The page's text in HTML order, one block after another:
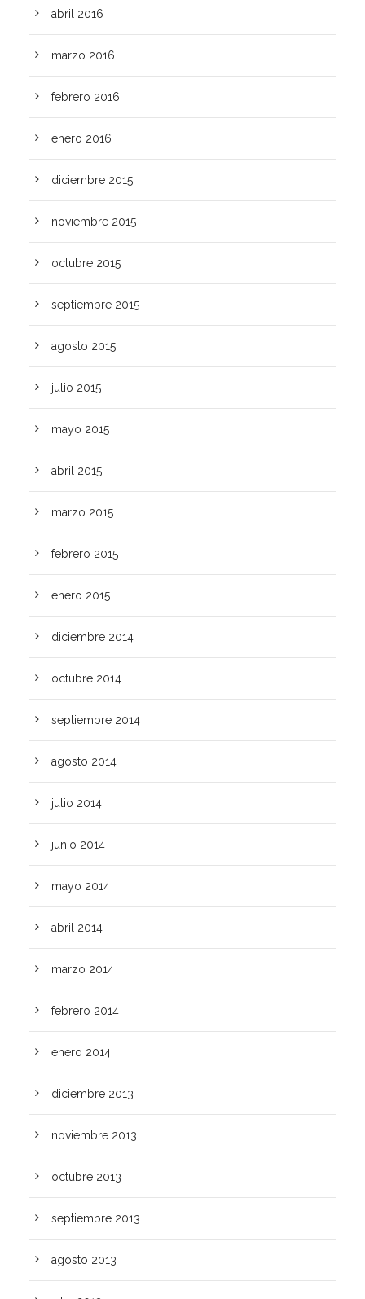
abril 2016
marzo 2016
febrero 2016
enero 2016
diciembre 2015
noviembre 2015
octubre 2015
septiembre 2015
agosto 2015
julio 2015
mayo 2015
abril 2015
marzo 2015
febrero 2015
enero 2015
diciembre 2014
octubre 2014
septiembre 2014
agosto 2014
julio 2014
junio 2014
mayo 2014
abril 2014
marzo 2014
febrero 2014
enero 2014
diciembre 2013
noviembre 2013
octubre 2013
septiembre 2013
agosto 2013